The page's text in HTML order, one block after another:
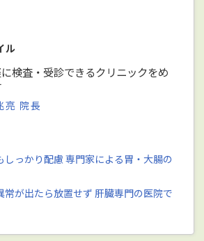
ル
検査・受診できるクリニックをめ
亮 院長
しっかり配慮 専門家による胃・大腸の
常が出たら放置せず 肝臓専門の医院で